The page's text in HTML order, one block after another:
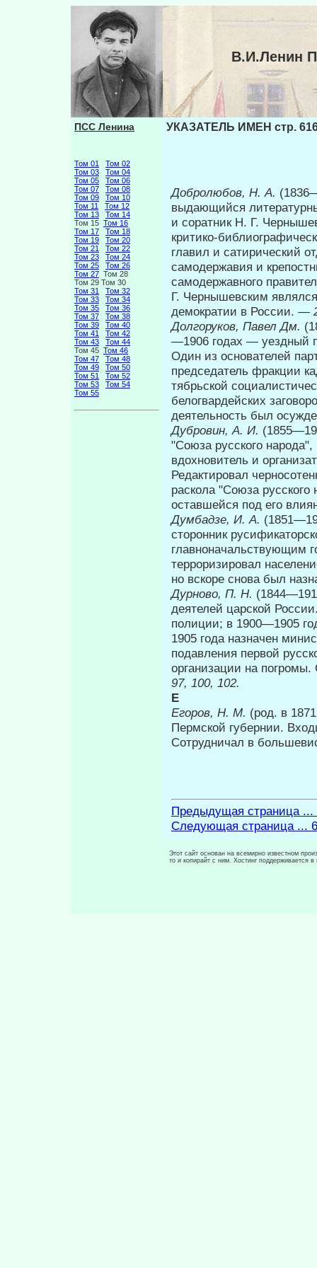
В.И.Ленин
ПСС Ленина
Том 01
Том 02
Том 03
Том 04
Том 05
Том 06
Том 07
Том 08
Том 09
Том 10
Том 11
Том 12
Том 13
Том 14
Том 15 Том 16
Том 17
Том 18
Том 19
Том 20
Том 21
Том 22
Том 23
Том 24
Том 25
Том 26
Том 27 Том 28
Том 29 Том 30
Том 31
Том 32
Том 33
Том 34
Том 35
Том 36
Том 37
Том 38
Том 39
Том 40
Том 41
Том 42
Том 43
Том 44
Том 45 Том 46
Том 47
Том 48
Том 49
Том 50
Том 51
Том 52
Том 53
Том 54
Том 55
УКАЗАТЕЛЬ ИМЕН стр.
Добролюбов, Н. А.
выдающийся
и соратник Н. Г.
критико-
главил и сатирический
самодержавия и
самодержавного
Г. Чернышевским
демократии в России. —
Долгоруков, Павел Дм.
—1906 годах — уезд­ный
Один из основателей
председатель фракции
тябрьской
белогвардейских
деятельность был
Дубровин, А. И.
"Союза русского
вдохновитель и
Редактировал
рас­кола "Союза
оставшейся под его
Думбадзе, И. А.
сторонник
главноначальствующим
терроризировал
но вскоре снова был
Дурново, П. Н.
деятелей царской
полиции; в 1900—1905
1905 года назначен
подавления первой
организации на
97, 100, 102.
Ε
Егоров, Н. М. (род. в
Пермской губернии.
Сотрудничал в
Предыдущая страница ...
Следующая страница ...
Этот сайт основан на всемирно известном
то и копирайт с ним. Хостинг поддерживается